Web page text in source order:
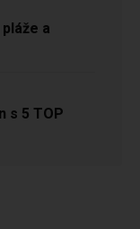
a
s 5 TOP